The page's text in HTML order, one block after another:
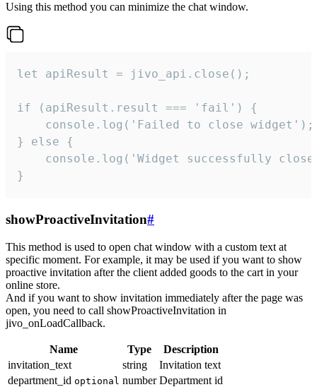
Using this method you can minimize the chat window.
let apiResult = jivo_api.close();
if (apiResult.result === 'fail') {
    console.log('Failed to close widget');
} else {
console.log('Widget successfully
}
showProactiveInvitation#
This method is used to open chat window with a custom text at
specific moment. For example, it may be used if you want to show
proactive invitation after the client added goods to the cart in your
online store.
And if you want to show invitation immediately after the page was
open, you need to call showProactiveInvitation in
jivo_onLoadCallback.
Name Type
Description
invitation_text
string
Invitation text
department_id optional number Department id